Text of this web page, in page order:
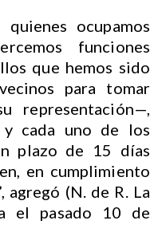
ocupamos
funciones
que hemos sido
para tomar
representación—,
cada uno de los
plazo de 15 días
en cumplimiento
agregó (N. de R. La
el pasado 10 de